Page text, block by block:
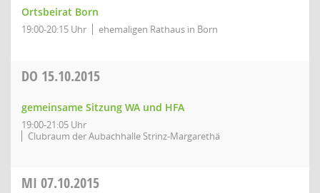
Ortsbeirat Born
19:00-20:15 Uhr ehemaligen Rathaus in Born
DO 15.10.2015
gemeinsame Sitzung WA und HFA
19:00-21:05 Uhr
Clubraum der Aubachhalle Strinz-Margarethä
MI 07.10.2015